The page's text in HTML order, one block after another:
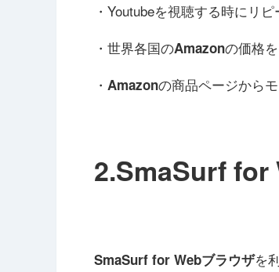
・Youtubeを視聴する時にリ
・世界各国のAmazonの価格
・ Amazonの商品ページから
2.SmaSurf for
SmaSurf for Webブラウザを